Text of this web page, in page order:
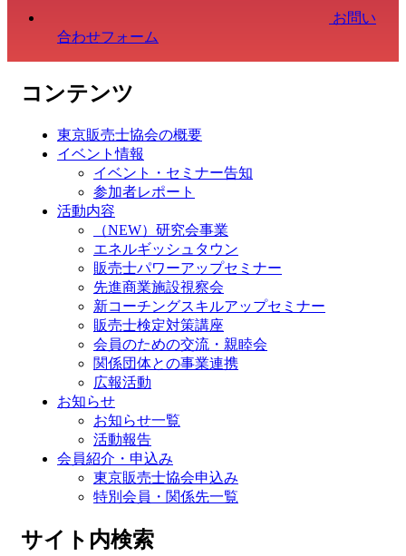
お問い
合わせフォーム
コンテンツ
東京販売士協会の概要
イベント情報
イベント・セミナー告知
参加者レポート
活動内容
（NEW）研究会事業
エネルギッシュタウン
販売士パワーアップセミナー
先進商業施設視察会
新コーチングスキルアップセミナー
販売士検定対策講座
会員のための交流・親睦会
関係団体との事業連携
広報活動
お知らせ
お知らせ一覧
活動報告
会員紹介・申込み
東京販売士協会申込み
特別会員・関係先一覧
サイト内検索